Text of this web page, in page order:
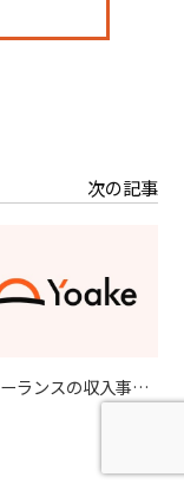
次の記事
ランスの収入事情